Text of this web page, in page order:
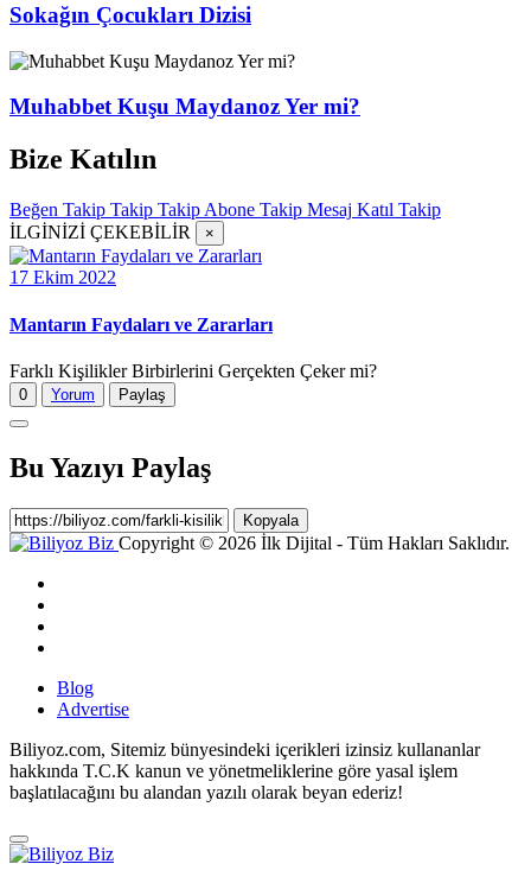
Sokağın Çocukları Dizisi
Muhabbet Kuşu Maydanoz Yer mi?
Bize Katılın
Beğen Takip Takip Takip Abone Takip Mesaj Katıl Takip
İLGİNİZİ ÇEKEBİLİR
×
17 Ekim 2022
Mantarın Faydaları ve Zararları
Farklı Kişilikler Birbirlerini Gerçekten Çeker mi?
0 Yorum Paylaş
Bu Yazıyı Paylaş
Kopyala
Copyright © 2026 İlk Dijital - Tüm Hakları Saklıdır.
Blog
Advertise
Biliyoz.com, Sitemiz bünyesindeki içerikleri izinsiz kullananlar
hakkında T.C.K kanun ve yönetmeliklerine göre yasal işlem
başlatılacağını bu alandan yazılı olarak beyan ederiz!